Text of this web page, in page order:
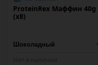
ProteinRex Маффин 40g
(х8)